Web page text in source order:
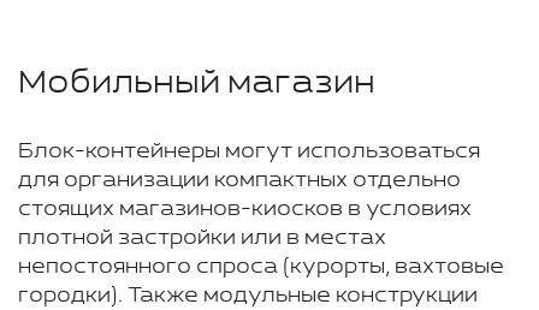
Мобильный магазин
Блок-контейнеры могут использоваться
для организации компактных отдельно
стоящих магазинов-киосков в условиях
плотной застройки или в местах
непостоянного спроса (курорты, вахтовые
городки). Также модульные конструкции